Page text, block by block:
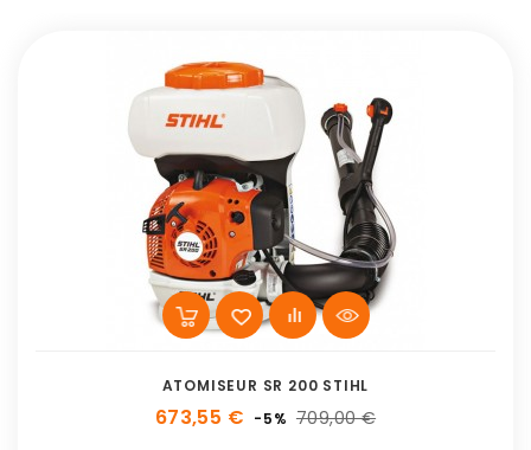
ATOMISEUR SR 200 STIHL
673,55 € -5% 709,00 €